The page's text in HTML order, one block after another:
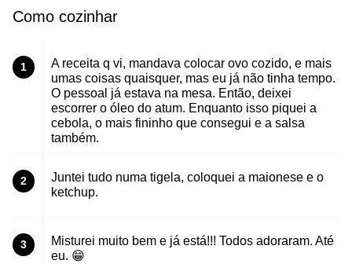
Como cozinhar
1
A receita q vi, mandava colocar ovo cozido, e mais
umas coisas quaisquer, mas eu já não tinha tempo.
O pessoal já estava na mesa. Então, deixei
escorrer o óleo do atum. Enquanto isso piquei a
cebola, o mais fininho que consegui e a salsa
também.
2
Juntei tudo numa tigela, coloquei a maionese e o
ketchup.
3
Misturei muito bem e já está!!! Todos adoraram. Até
eu. 😁